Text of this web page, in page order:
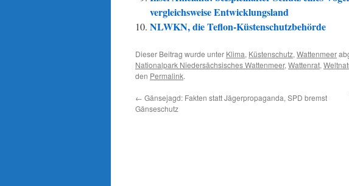
vergleichsweise Entwicklungsland
NLWKN, die Teflon-Küstenschutzbehörde
Dieser Beitrag wurde unter Klima, Küstenschutz, Wattenmeer
Nationalpark Niedersächsisches Wattenmeer, Wattenrat,
den Permalink.
← Gänsejagd: Fakten statt Jägerpropaganda, SPD bremst
Gänseschutz